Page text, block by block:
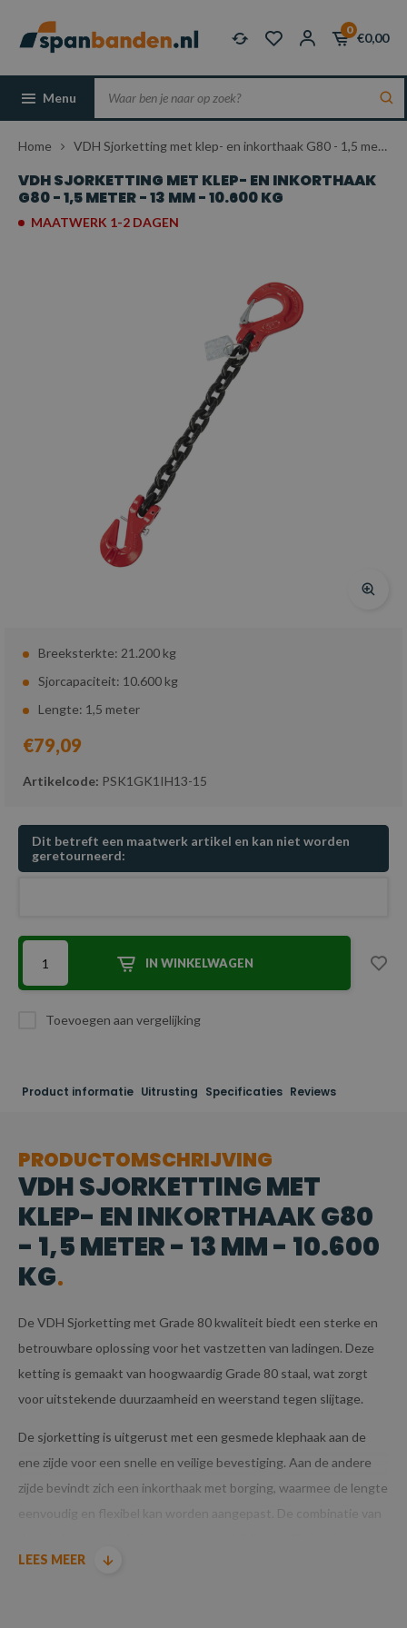
0
€0,00
Menu
Home VDH Sjorketting met klep- en inkorthaak G80 - 1,5 meter - 13 mm - 10.600 kg
VDH SJORKETTING MET KLEP- EN INKORTHAAK
G80 - 1,5 METER - 13 MM - 10.600 KG
MAATWERK 1-2 DAGEN
Breeksterkte: 21.200 kg
Sjorcapaciteit: 10.600 kg
Lengte: 1,5 meter
€79,09
Artikelcode: PSK1GK1IH13-15
Dit betreft een maatwerk artikel en kan niet worden
geretourneerd:
IN WINKELWAGEN
Toevoegen aan vergelijking
Product informatie Uitrusting Specificaties Reviews
PRODUCTOMSCHRIJVING
VDH SJORKETTING MET
KLEP- EN INKORTHAAK G80
- 1,5 METER - 13 MM - 10.600
KG
De VDH Sjorketting met Grade 80 kwaliteit biedt een sterke en
betrouwbare oplossing voor het vastzetten van ladingen. Deze
ketting is gemaakt van hoogwaardig Grade 80 staal, wat zorgt
voor uitstekende duurzaamheid en weerstand tegen slijtage.
De sjorketting is uitgerust met een gesmede klephaak aan de
ene zijde voor een snelle en veilige bevestiging. Aan de andere
zijde bevindt zich een inkorthaak met borging, waarmee de lengte
eenvoudig en flexibel kan worden aangepast. De combinatie van
gebruik, wat hem ideaal maakt voor zware
LEES MEER